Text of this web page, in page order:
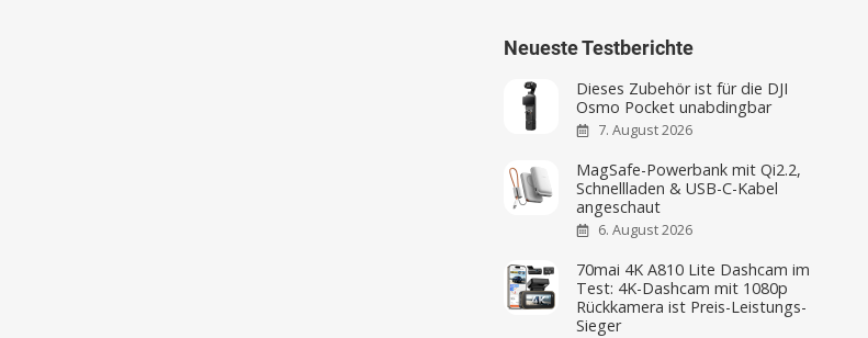
Neueste Testberichte
Dieses Zubehör ist für die DJI
Osmo Pocket unabdingbar
7. August 2026
MagSafe-Powerbank mit Qi2.2,
Schnellladen & USB-C-Kabel
angeschaut
6. August 2026
70mai 4K A810 Lite Dashcam im
Test: 4K-Dashcam mit 1080p
Rückkamera ist Preis-Leistungs-
Sieger